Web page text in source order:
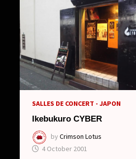
SALLES DE CONCERT - JAPON
Ikebukuro CYBER
byCrimson Lotus
4 October 2001